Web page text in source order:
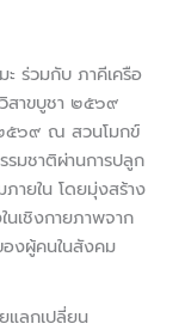
ร่วมกับ ภาคีเครือ
สาขบูชา ๒๕๖๙
๕๖๙ ณ สวนโมกข์
มชาติผ่านการปลูก
ายใน โดยมุ่งสร้าง
เชิงกายภาพจาก
องผู้คนในสังคม
แลกเปลี่ยน